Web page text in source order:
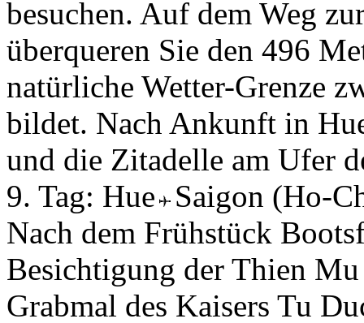
besuchen. Auf dem Weg
überqueren Sie den 496
natürliche Wetter-Grenze
bildet. Nach Ankunft in
und die Zitadelle am Ufer
9. Tag: Hue
Saigon (Ho-
Nach dem Frühstück
Besichtigung der Thien
Grabmal des Kaisers Tu